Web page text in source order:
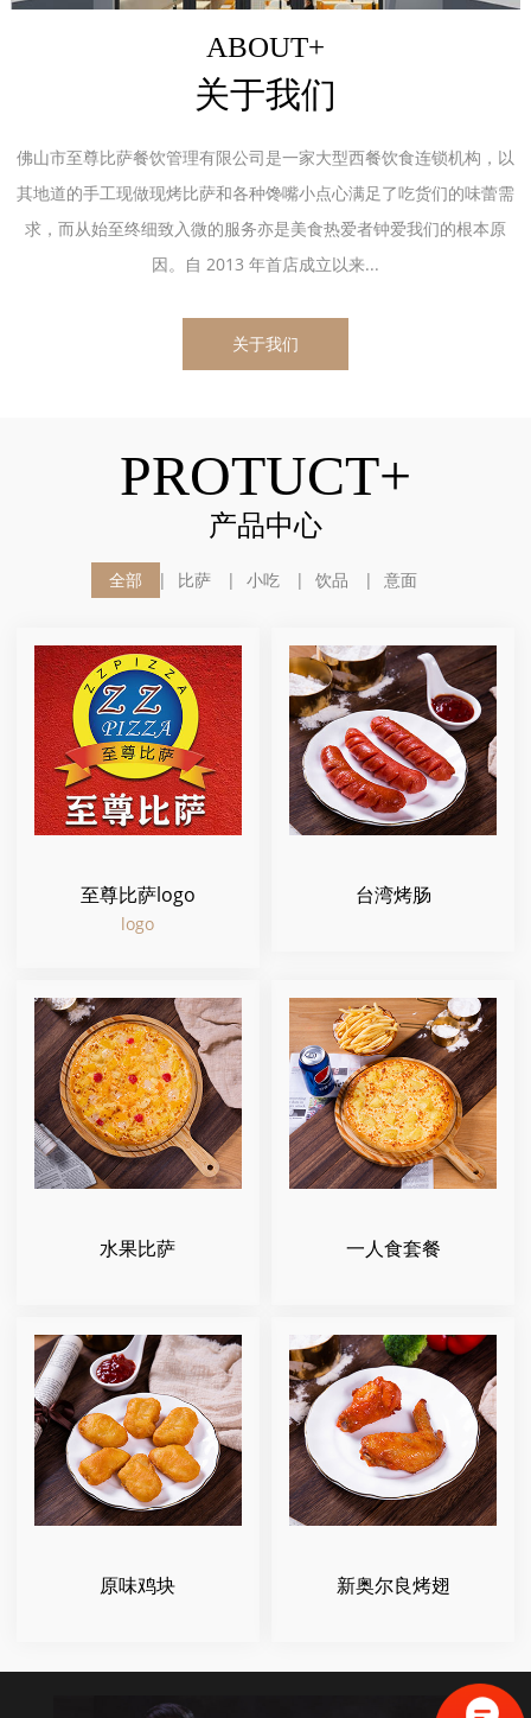
ABOUT+
关于我们
佛山市至尊比萨餐饮管理有限公司是一家大型西餐饮食连锁机构，以
其地道的手工现做现烤比萨和各种馋嘴小点心满足了吃货们的味蕾需
求，而从始至终细致入微的服务亦是美食热爱者钟爱我们的根本原
因。自 2013 年首店成立以来...
关于我们
PROTUCT+
产品中心
全部 比萨 小吃 饮品 意面
至尊比萨logo
logo
台湾烤肠
水果比萨 一人食套餐
原味鸡块 新奥尔良烤翅